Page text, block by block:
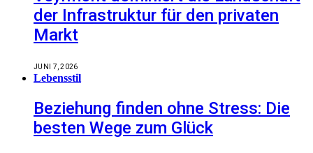
der Infrastruktur für den privaten
Markt
JUNI 7, 2026
Lebensstil
Beziehung finden ohne Stress: Die
besten Wege zum Glück